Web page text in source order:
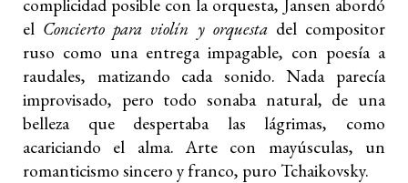
complicidad posible con la orquesta, Jansen abordó
el Concierto para violín y orquestadel compositor
ruso como una entrega impagable, con poesía a
raudales, matizando cada sonido. Nada parecía
improvisado, pero todo sonaba natural, de una
belleza que despertaba las lágrimas, como
acariciando el alma. Arte con mayúsculas, un
romanticismo sincero y franco, puro Tchaikovsky.